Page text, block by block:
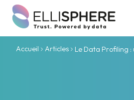
Accueil Articles Le Data Profiling :